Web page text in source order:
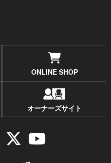
ONLINE SHOP
オーナーズサイト